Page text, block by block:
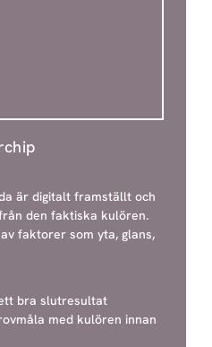
är digitalt framställt och
den faktiska kulören.
faktorer som yta, glans,
bra slutresultat
med kulören innan